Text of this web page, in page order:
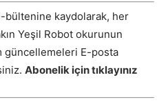
bültenine kaydolarak, her
Yeşil Robot okurunun
güncellemeleri E-posta
Abonelik için tıklayınız